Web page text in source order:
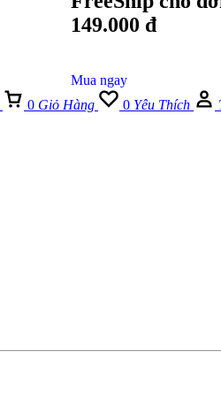
149.000 đ
Mua ngay
0 Giỏ Hàng 0 Yêu Thích